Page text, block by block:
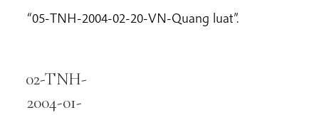
“05-TNH-2004-02-20-VN-Quang luat”.
02-TNH-
2004-01-